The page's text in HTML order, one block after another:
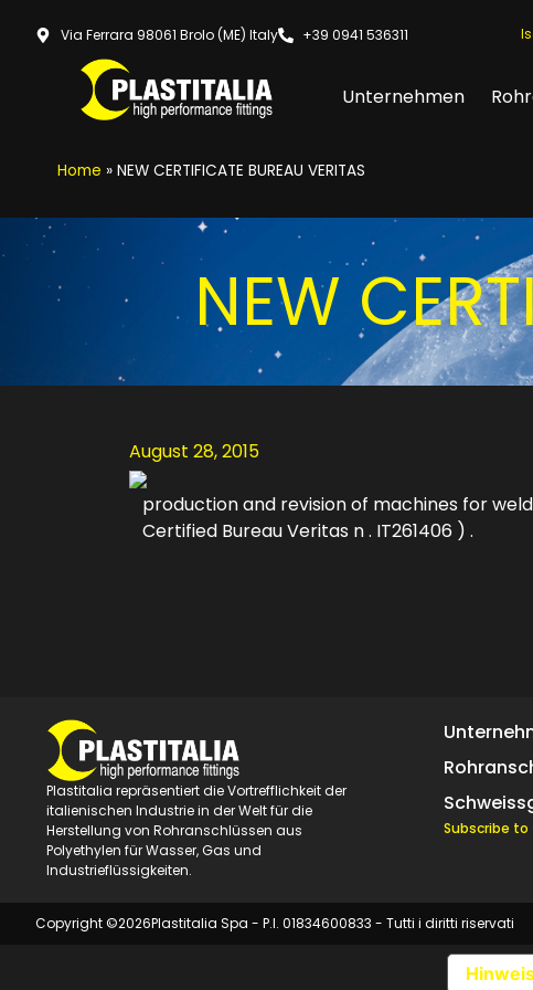
Via Ferrara 98061 Brolo (ME) Italy +39 0941 536311
Unternehmen
Home » NEW CERTIFICATE BUREAU VERITAS
NEW
August 28, 2015
production and revision of machines for
Certified Bureau Veritas n . IT261406 ) .
Plastitalia repräsentiert die Vortrefflichkeit der
italienischen Industrie in der Welt für die
Herstellung von Rohranschlüssen aus
Polyethylen für Wasser, Gas und
Industrieflüssigkeiten.
Subscribe
Copyright ©2026Plastitalia Spa - P.I. 01834600833 - Tutti i diritti riservati